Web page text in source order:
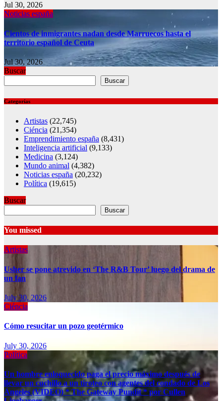
Jul 30, 2026
Noticias españa
Cientos de inmigrantes nadan desde Marruecos hasta el
territorio español de Ceuta
Jul 30, 2026
Buscar
Buscar
Categorías
Artistas (22,745)
Ciéncia (21,354)
Emprendimiento españa (8,431)
Inteligencia artificial (9,133)
Medicina (3,124)
Mundo animal (4,382)
Noticias españa (20,232)
Política (19,615)
Buscar
Buscar
You missed
Artistas
Usher se pone atrevido en ‘The R&B Tour’ luego del drama de
un fan
July 30, 2026
Ciéncia
Cómo resucitar un pozo geotérmico
July 30, 2026
Política
Un hombre enloquecido paga el precio máximo después de
llevar un cuchillo a un tiroteo con agentes del condado de Los
Ángeles (VIDEO) * The Gateway Pundit * por Cullen